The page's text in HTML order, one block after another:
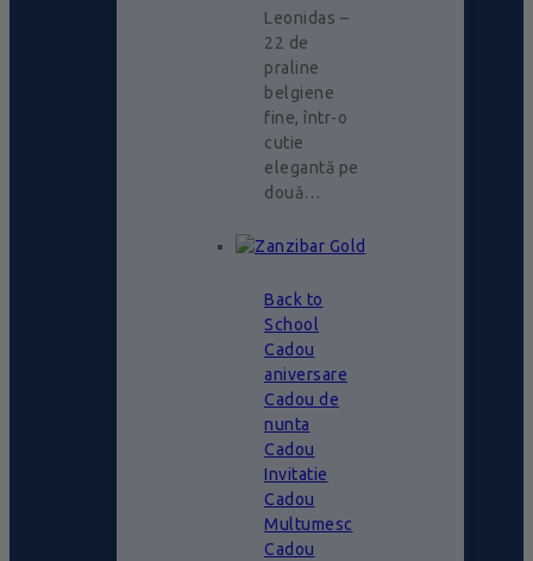
Leonidas –
22 de
praline
belgiene
fine, într-o
cutie
elegantă pe
două…
Back to
School
Cadou
aniversare
Cadou de
nunta
Cadou
Invitatie
Cadou
Multumesc
Cadou